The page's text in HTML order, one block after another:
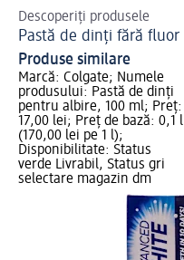
Descoperiți produsele
Pastă de dinți fără fluor
Produse similare
Marcă: Colgate; Numele
produsului: Pastă de dinți
pentru albire, 100 ml; Preț:
17,00 lei; Preț de bază: 0,1 l
(170,00 lei pe 1 l);
Disponibilitate: Status
verde Livrabil, Status gri
selectare magazin dm